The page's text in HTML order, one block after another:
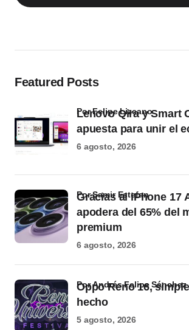
Featured Posts
Lenovo Qira y Smart
apuesta para unir el
por Felipe Lizcano
6 agosto, 2026
Gracias al iPhone 17
apodera del 65% del
premium
por Samir Estefan
6 agosto, 2026
Oppo Reno 16,
hecho
por Andrés Felipe Sánchez
5 agosto, 2026